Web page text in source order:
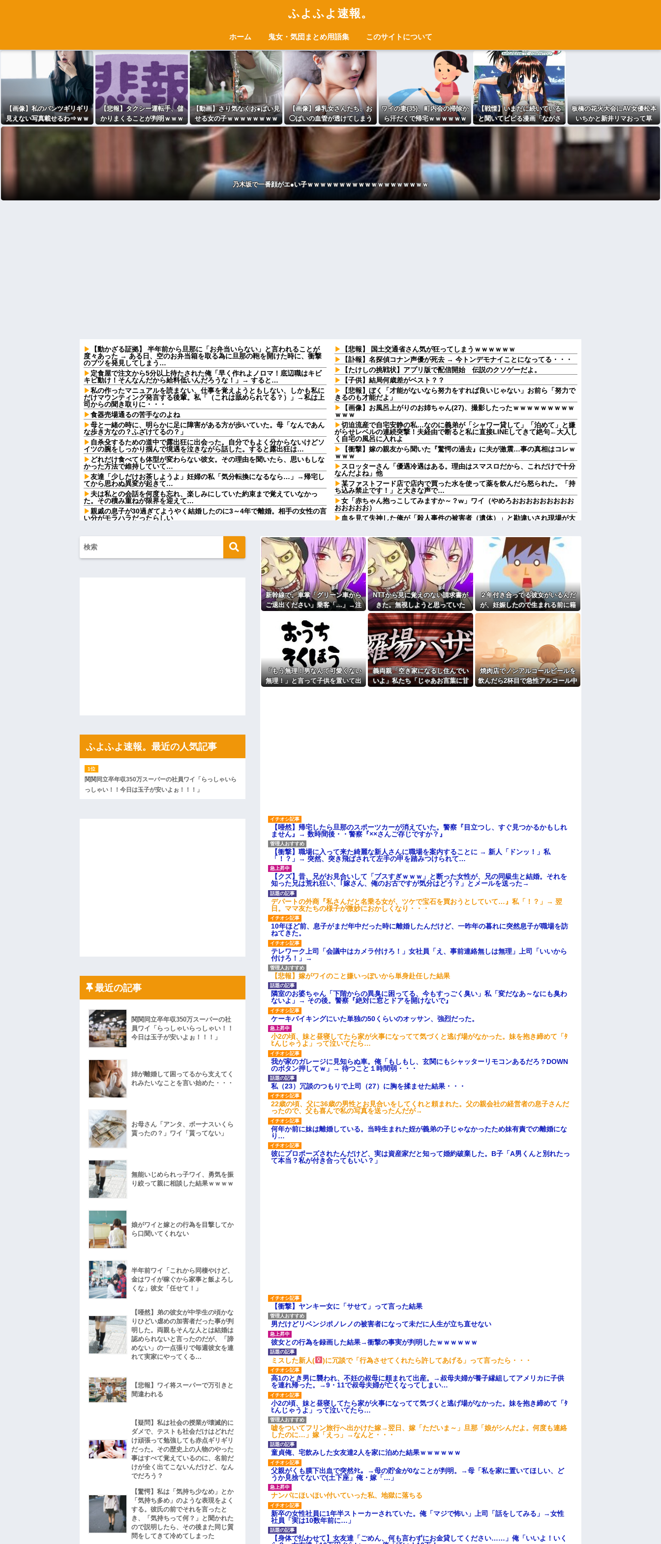
ふよふよ速報。
ホーム 鬼女・気団まとめ用語集 このサイトについて
【画像】私のパンツギリギリ
見えない写真載せるわ⇒ｗｗ
ｗｗｗｗｗｗ
【悲報】タクシー運転手、儲
かりまくることが判明ｗｗｗ
ｗｗｗｗｗｗｗｗｗｗｗｗｗ
【動画】さり気なくお●ぱい見
せる女の子ｗｗｗｗｗｗｗｗ
ｗ
【画像】爆乳女さんたち、お
◯ぱいの血管が透けてしまう
ｗｗｗwｗｗｗｗｗｗｗｗ
ワイの妻(35)、町内会の掃除か
ら汗だくで帰宅ｗｗｗｗｗｗ
【戦慄】いまだに続いている
と聞いてビビる漫画「ながさ
れて藍蘭島」「咲」「らき☆
板橋の花火大会にAV女優松本
いちかと新井リマおって草
乃木坂で一番顔がエ●い子ｗｗｗｗｗｗｗｗｗｗｗｗｗｗｗｗｗｗｗ
【動かざる証拠】 半年前から旦那に「お弁当いらない」と言われることが
度々あった → ある日、空のお弁当箱を取る為に旦那の鞄を開けた時に、衝撃
のブツを発見してしまう…
定食屋で注文から5分以上待たされた俺「早く作れよノロマ！底辺職はキビ
キビ動け！そんなんだから給料低いんだろうな！」→ すると…
私の作ったマニュアルを読まない、仕事を覚えようともしない、しかも私に
だけマウンティング発言する後輩。私「（これは舐められてる？）」→私は上
司からの聞き取りに・・・
食器売場通るの苦手なのよね
母と一緒の時に、明らかに足に障害がある方が歩いていた。母「なんであん
な歩き方なの？ふざけてるの？」
自杀殳するための道中で露出狂に出会った。自分でもよく分からないけどソ
イツの腕をしっかり掴んで境遇を泣きながら話した。すると露出狂は…
どれだけ食べても体型が変わらない彼女。その理由を聞いたら、思いもしな
かった方法で維持していて…
友達「少しだけお茶しようよ」妊婦の私「気分転換になるなら…」→帰宅し
てから思わぬ異変が起きて…
夫は私との会話を何度も忘れ、楽しみにしていた約束まで覚えていなかっ
た。その積み重ねが限界を迎えて…
親戚の息子が30過ぎてようやく結婚したのに3～4年で離婚。相手の女性の言
い分がモラハラだったらしい
ワイ手取り15万正社員→副業でウーバーやってるんやが金がない
祭りって謎だよな、誰が神輿担いでるの？屋台出店してる奴らは誰の許可を
【画像】宇垣美里「学生時代は全然モテなかったです」←これほんまかぁ？
【悲報】大卒初任給600万の時代へwwwwwwwwwwwwwwwwwww
【悲報】AV女優さん、キモオタチー牛弱男どもの「おはよう」にブチギレｗ
義両親「空き家になるし住んでいいよ」私たち「じゃあお言葉に甘えて…」
激辛チャレンジの契約書にサインし、チャレンジしたらとんでもない事態に
ハードオフに売っていた4万4000円のフィギュアがヤバすぎるｗｗｗｗｗｗ
私「ちょっと、人の家の金庫触らないでよ！」キチママ『そこに金庫があっ
たから、開けてみようとしただけ☆』義兄「泥は出てけ！二度と来るな！」結
私「初めて飲む味だけどなんのお茶？」彼「ちっ！」私「」
【ネット騒然】惨殺されたタワマン頂き女子のこの動画、すげえええええｗ
ｗｗｗｗｗｗｗｗｗｗ
【愕然】白のクラウン俺氏、高速道路左車線を制限速度で走った結果
wwwwwwwwwwww
百年の恋12-899 食べた量を張り合ってくる
【悲報】佐藤輝明・・・２軍でも盛大にやらかす←あまり悲しませないでく
【悲報】 国土交通省さん気が狂ってしまうｗｗｗｗｗｗ
【訃報】名探偵コナン声優が死去 → 今トンデモナイことになってる・・・
【たけしの挑戦状】アプリ版で配信開始 伝説のクソゲーだよ。
【子供】結局何歳差がベスト？？
【悲報】ぼく「才能がないなら努力をすれば良いじゃない」お前ら「努力で
きるのも才能だよ」
【画像】お風呂上がりのお姉ちゃん(27)、撮影したったｗｗｗｗｗｗｗｗｗ
ｗｗｗ
切迫流産で自宅安静の私…なのに義弟が「シャワー貸して」「泊めて」と嫌
がらせレベルの連続突撃！夫経由で断ると私に直接LINEしてきて絶句←大人し
く自宅の風呂に入れよ
【衝撃】嫁の親友から聞いた『驚愕の過去』に夫が激震…事の真相はコレｗ
ｗｗｗ
スロッターさん「優遇冷遇はある。理由はスマスロだから、これだけで十分
なんだよね」他
某ファストフード店で店内で買った水を使って薬を飲んだら怒られた。「持
ち込み禁止です！」と大きな声で…
女「赤ちゃん抱っこしてみますか～？w」ワイ（やめろおおおおおおおおお
おおおおお）
血を見て失神した俺が「殺人事件の被害者（遺体）」と勘違いされ現場が大
動がこれｗｗｗｗ
【画像】このボケて、破壊力ありすぎてクッソワロタｗｗｗｗｗｗｗｗｗ
コトメの結婚式で、知らない間にお祝いの歌を弾き語りする事になってた
旦那の同僚女が旦那の元カノ。なのにしょっちゅうペアで仕事してて遅くま
で残業したり二人で出張に行ったり。なんで「今度の出張は一人で行く」って
嘘つくのかな
休んだ翌日、先輩パートに申し送りあるかと確認したらいきなりキレられ
た。このパートの性格悪くないか？
【速報】専門家「イオンモール熊本の爆心地に”こんなもの”があったんだけ
24歳の嫁に性的な魅力を感じなくなったので離婚したい件
主な税金の成り立ちを調べてみたよ
新幹線で。車掌「グリーン車から
ご退出ください」乗客「…」→注
たら、その直後まさかの展開に…
NTTから見に覚えのない請求書が
きた。無視しようと思っていた
ら、とんでもない事実が判明し
て…
２年付き合ってる彼女がいるんだ
が、妊娠したので生まれる前に籍
を入れたいと言われた。俺は種が
ほぼ無いはずなのに...
「もう無理！男なんて可愛くない
無理！」と言って子供を置いて出
義両親「空き家になるし住んでい
いよ」私たち「じゃあお言葉に甘
焼肉店でノンアルコールビールを
飲んだら2杯目で急性アルコール中
【唖然】帰宅したら旦那のスポーツカーが消えていた。警察『目立つし、すぐ見つかるかもしれ
ません』→ 数時間後・・警察『××さんご存じですか？』
【衝撃】職場に入って来た綺麗な新人さんに職場を案内することに → 新人「ドンッ！」私
「！？」→ 突然、突き飛ばされて左手の甲を踏みつけられて…
【クズ】昔、兄がお見合いして「ブスすぎｗｗｗ」と断った女性が、兄の同級生と結婚。それを
知った兄は荒れ狂い、｢嫁さん、俺のお古ですが気分はどう？」とメールを送った→
デパートの外商『私さんだと名乗る女が、ツケで宝石を買おうとしていて…』私「！？」→ 翌
日。ママ友たちの様子が微妙におかしくなり・・・
10年ほど前、息子がまだ年中だった時に離婚したんだけど、一昨年の暮れに突然息子が職場を訪
ねてきた。
テレワーク上司「会議中はカメラ付けろ！」女社員「え、事前連絡無しは無理」上司「いいから
付けろ！」→
【悲報】嫁がワイのこと嫌いっぽいから単身赴任した結果
隣室のお婆ちゃん「下階からの異臭に困ってる、今もすっごく臭い」私「変だなあ～なにも臭わ
ないよ」→ その後。警察『絶対に窓とドアを開けないで』
ケーキバイキングにいた単独の50くらいのオッサン、強烈だった。
小2の頃、妹と昼寝してたら家が火事になってて気づくと逃げ場がなかった。妹を抱き締めて「ﾀ
ﾋんじゃうよ」って泣いてたら…
我が家のガレージに見知らぬ車。俺「もしもし、玄関にもシャッターリモコンあるだろ？DOWN
のボタン押してｗ」→ 待つこと１時間弱・・・
私（23）冗談のつもりで上司（27）に胸を揉ませた結果・・・
22歳の頃、父に36歳の男性とお見合いをしてくれと頼まれた。父の親会社の経営者の息子さんだ
ったので、父も喜んで私の写真を送ったんだが→
何年か前に妹は離婚している。当時生まれた姪が義弟の子じゃなかったため妹有責での離婚にな
り…
彼にプロポーズされたんだけど、実は資産家だと知って婚約破棄した。B子「A男くんと別れたっ
て本当？私が付き合ってもいい？」
【衝撃】ヤンキー女に「サせて」って言った結果
男だけどリベンジポノレノの被害者になって未だに人生が立ち直せない
彼女との行為を録画した結果→衝撃の事実が判明したｗｗｗｗｗｗ
ミスした新人( )に冗談で「行為させてくれたら許してあげる」って言ったら・・・
高1のとき男に襲われ、不妊の叔母に頼まれて出産。→叔母夫婦が養子縁組してアメリカに子供
を連れ帰った。→9・11で叔母夫婦が亡くなってしまい…
小2の頃、妹と昼寝してたら家が火事になってて気づくと逃げ場がなかった。妹を抱き締めて「ﾀ
ﾋんじゃうよ」って泣いてたら…
嘘をついてフリン旅行へ出かけた嫁→翌日、嫁「ただいま～」旦那「娘がシんだよ。何度も連絡
したのに…」嫁「えっ」→なんと・・・
童貞俺、宅飲みした女友達2人を家に泊めた結果ｗｗｗｗｗｗ
父親がくも膜下出血で突然ﾀﾋ。→母の貯金が0なことが判明。→母「私を家に置いてほしい、ど
うか見捨てないで(土下座」俺・嫁「…」
ナンパにほいほい付いていった私、地獄に落ちる
新卒の女性社員に1年半ストーカーされていた。俺「マジで怖い」上司「話をしてみる」→女性
社員「実は10数年前に…」
【身体で払わせて】女友達「ごめん、何も言わずにお金貸してください……」俺「いいよ！いく
ふよふよ速報。最近の人気記事
関関同立卒年収350万スーパーの社員ワイ「らっしゃいら
っしゃい！！今日は玉子が安いよぉ！！！」
最近の記事
関関同立卒年収350万スーパーの社
員ワイ「らっしゃいらっしゃい！！
今日は玉子が安いよぉ！！！」
姉が離婚して困ってるから支えてく
れみたいなことを言い始めた・・・
お母さん「アンタ、ボーナスいくら
貰ったの？」ワイ「貰ってない」
無能いじめられっ子ワイ、勇気を振
り絞って親に相談した結果ｗｗｗｗ
娘がワイと嫁との行為を目撃してか
ら口聞いてくれない
半年前ワイ「これから同棲やけど、
金はワイが稼ぐから家事と飯よろし
くな」彼女「任せて！」
【唖然】弟の彼女が中学生の頃かな
りひどい虐めの加害者だった事が判
明した。両親もそんな人とは結婚は
認められないと言ったのだが、「諦
めない」の一点張りで毎週彼女を連
れて実家にやってくる…
【悲報】ワイ将スーパーで万引きと
間違われる
【疑問】私は社会の授業が壊滅的に
ダメで、テストも社会だけはどれだ
け頑張って勉強しても赤点ギリギリ
だった。その歴史上の人物のやった
事はすべて覚えているのに、名前だ
けが全く出てこないんだけど、なん
でだろう？
【驚愕】私は「気持ち少なめ」とか
「気持ち多め」のような表現をよく
する。彼氏の前でそれを言ったと
き、「気持ちって何？」と聞かれた
ので説明したら、その後また同じ質
問をしてきて冷めてしまった